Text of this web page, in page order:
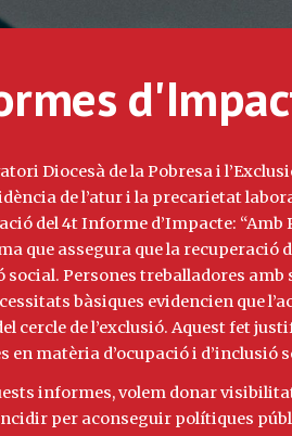
Diocesà de la Pobresa i
de l’atur i la precarietat
del 4t Informe d’Impacte: “Amb
que assegura que la recuperació
social. Persones treballadores
bàsiques evidencien que
cercle de l’exclusió. Aquest fet
en matèria d’ocupació i d’inclusió
informes, volem donar
per aconseguir polítiques